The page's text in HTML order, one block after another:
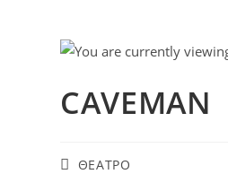
CAVEMAN
ΘΕΑΤΡΟ